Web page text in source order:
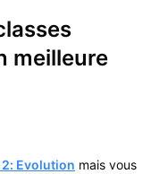
meilleure
Evolution mais vous